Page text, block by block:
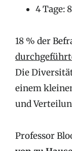
4 Tage:
18 % der
Die
einem
und
Professor